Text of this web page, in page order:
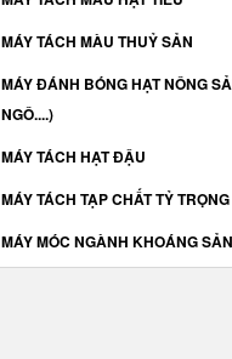
MÁY TÁCH MÀU THUỶ SẢN
MÁY ĐÁNH BÓNG HẠT NÔNG
NGÔ....)
MÁY TÁCH HẠT ĐẬU
MÁY TÁCH TẠP CHẤT TỶ TRỌNG
MÁY MÓC NGÀNH KHOÁNG SẢN